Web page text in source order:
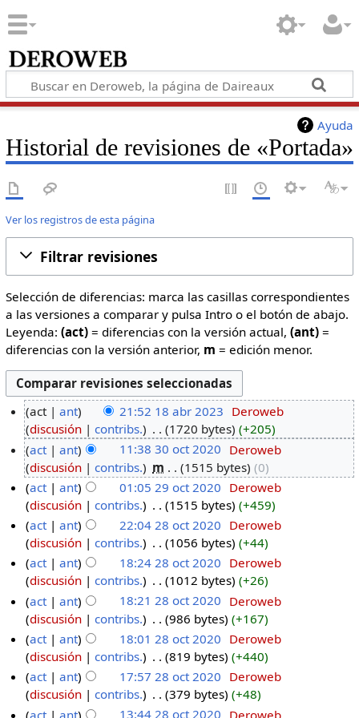
Ayuda
Historial de revisiones de «Portada»
Ver los registros de esta página
Filtrar revisiones
Selección de diferencias: marca las casillas correspondientes
a las versiones a comparar y pulsa Intro o el botón de abajo.
Leyenda: (act)= diferencias con la versión actual, (ant)=
diferencias con la versión anterior, m = edición menor.
act ant 21:52 18 abr 2023 Deroweb
discusión
contribs. 1720 bytes
+205
act
ant 11:38 30 oct 2020 Deroweb
discusión
contribs. m 1515 bytes
0
act
ant 01:05 29 oct 2020 Deroweb
discusión
contribs. 1515 bytes
+459
act
ant 22:04 28 oct 2020 Deroweb
discusión
contribs. 1056 bytes
+44
act
ant 18:24 28 oct 2020 Deroweb
discusión
contribs. 1012 bytes
+26
act
ant 18:21 28 oct 2020 Deroweb
discusión
contribs. 986 bytes
+167
act
ant 18:01 28 oct 2020 Deroweb
discusión
contribs. 819 bytes
+440
act
ant 17:57 28 oct 2020 Deroweb
discusión
contribs. 379 bytes
+48
act
ant 13:44 28 oct 2020 Deroweb